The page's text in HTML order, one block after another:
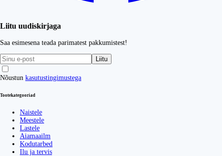
Liitu uudiskirjaga
Saa esimesena teada parimatest pakkumistest!
Liitu
Nõustun kasutustingimustega
Tootekategooriad
Naistele
Meestele
Lastele
Aiamaailm
Kodutarbed
Ilu ja tervis